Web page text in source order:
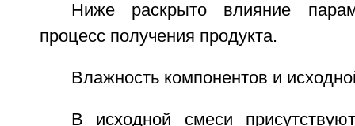
Ниже раскрыто влияние
процесс получения продукта.
Влажность компонентов и
В исходной смеси